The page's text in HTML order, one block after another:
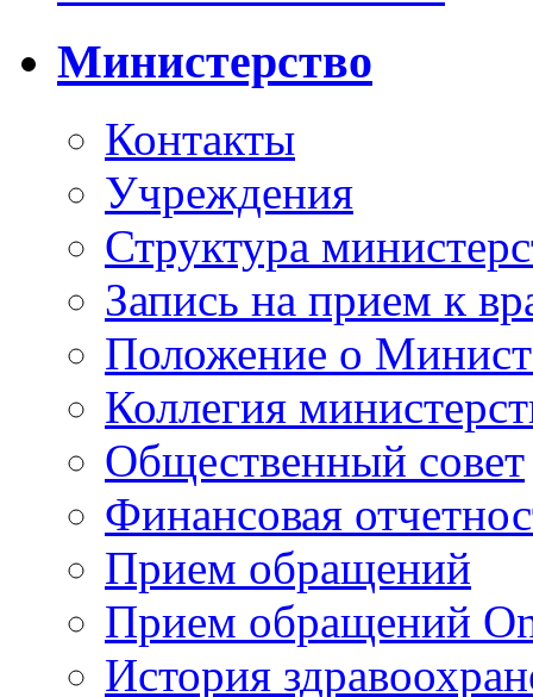
Министерство
Контакты
Учреждения
Структура
Запись на прием к
Положение о
Коллегия
Общественный совет
Финансовая
Прием обращений
Прием обращений
История